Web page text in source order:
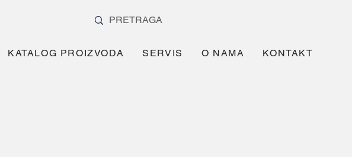
KATALOG PROIZVODA SERVIS O NAMA KONTAKT